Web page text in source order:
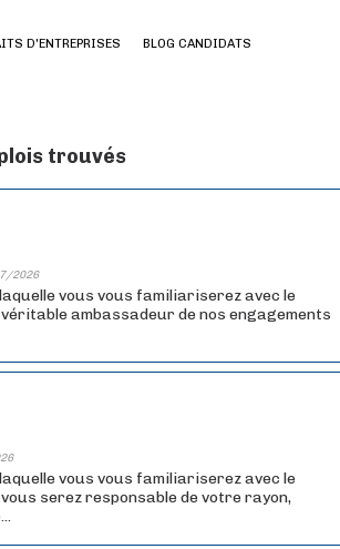
D'ENTREPRISES BLOG CANDIDATS
trouvés
2026
vous vous familiariserez avec le
ambassadeur de nos engagements
vous vous familiariserez avec le
serez responsable de votre rayon,